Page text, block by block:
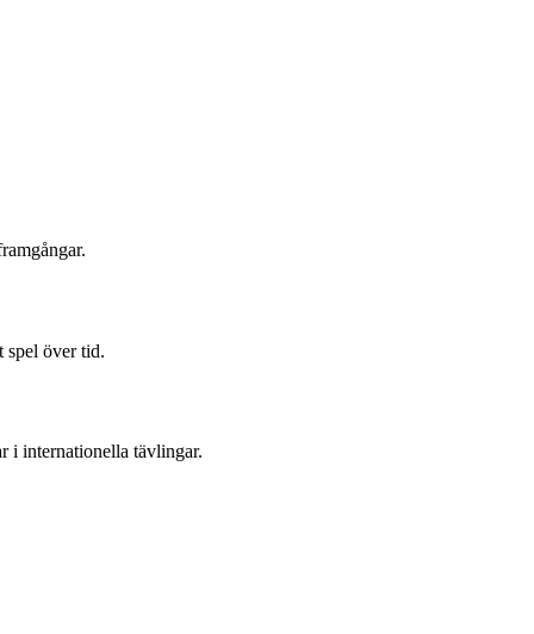
spel över tid.
i internationella tävlingar.